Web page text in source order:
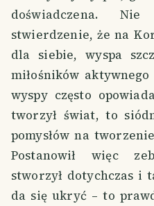
doświadczena.
stwierdzenie, że na
dla siebie, wyspa
miłośników
wyspy często
tworzył świat, to
pomysłów na
Postanowił więc
stworzył dotychczas i
da się ukryć – to